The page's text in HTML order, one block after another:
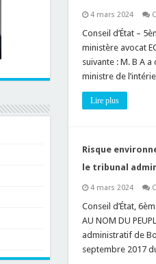
4 mars 2024
Conseil d’État –
ministère avocat
suivante : M. B A
ministre de
Lire plus
Risque
le tribunal
4 mars 2024
Conseil d’État,
AU NOM DU
administratif de
septembre 2017